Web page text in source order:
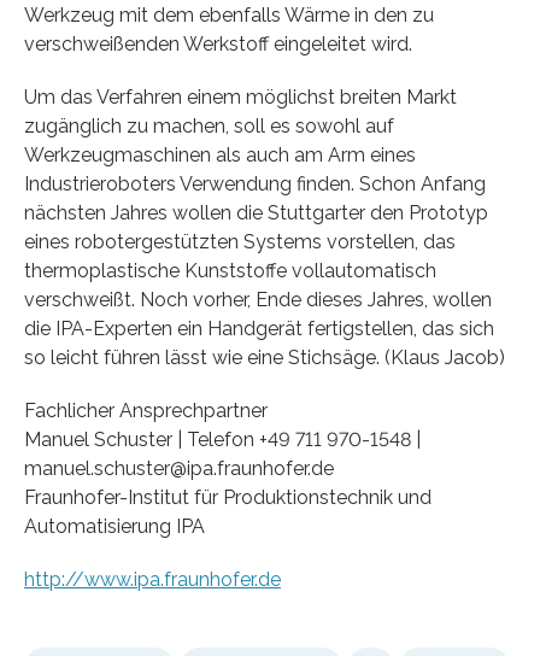
Werkzeug mit dem ebenfalls Wärme in den zu
verschweißenden Werkstoff eingeleitet wird.
Um das Verfahren einem möglichst breiten Markt
zugänglich zu machen, soll es sowohl auf
Werkzeugmaschinen als auch am Arm eines
Industrieroboters Verwendung finden. Schon Anfang
nächsten Jahres wollen die Stuttgarter den Prototyp
eines robotergestützten Systems vorstellen, das
thermoplastische Kunststoffe vollautomatisch
verschweißt. Noch vorher, Ende dieses Jahres, wollen
die IPA-Experten ein Handgerät fertigstellen, das sich
so leicht führen lässt wie eine Stichsäge. (Klaus Jacob)
Fachlicher Ansprechpartner
Manuel Schuster | Telefon +49 711 970-1548 |
manuel.schuster@ipa.fraunhofer.de
Fraunhofer-Institut für Produktionstechnik und
Automatisierung IPA
http://www.ipa.fraunhofer.de